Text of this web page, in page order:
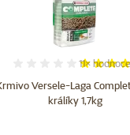
22
Versele-Laga
králíky 1,7kg
11×